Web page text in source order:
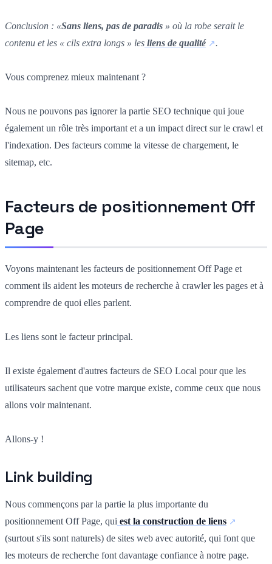
Conclusion : «Sans liens, pas de paradis » où la robe serait le
contenu et les « cils extra longs » les liens de qualité .
Vous comprenez mieux maintenant ?
Nous ne pouvons pas ignorer la partie SEO technique qui joue
également un rôle très important et a un impact direct sur le crawl et
l'indexation. Des facteurs comme la vitesse de chargement, le
sitemap, etc.
Facteurs de positionnement Off
Page
Voyons maintenant les facteurs de positionnement Off Page et
comment ils aident les moteurs de recherche à crawler les pages et à
comprendre de quoi elles parlent.
Les liens sont le facteur principal.
Il existe également d'autres facteurs de SEO Local pour que les
utilisateurs sachent que votre marque existe, comme ceux que nous
allons voir maintenant.
Allons-y !
Link building
Nous commençons par la partie la plus importante du
positionnement Off Page, qui est la construction de liens
(surtout s'ils sont naturels) de sites web avec autorité, qui font que
les moteurs de recherche font davantage confiance à notre page.